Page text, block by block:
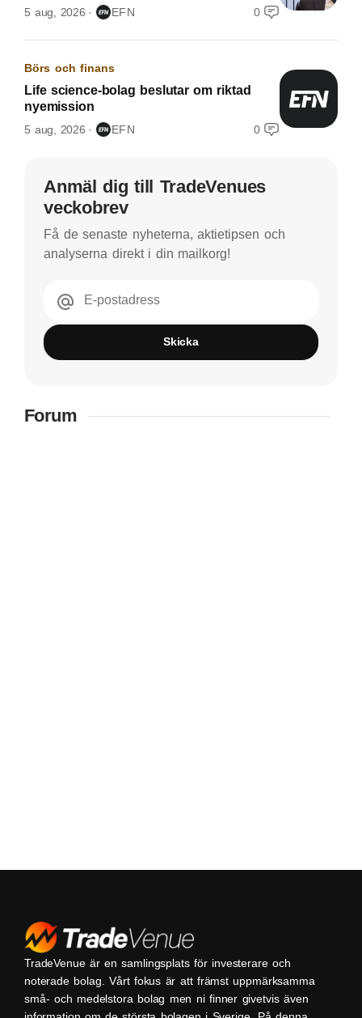
5 aug, 2026 EFN 0
Börs och finans
Life science-bolag beslutar om riktad
nyemission
5 aug, 2026 EFN 0
Anmäl dig till TradeVenues
veckobrev
Få de senaste nyheterna, aktietipsen och
analyserna direkt i din mailkorg!
E-postadress
Skicka
Forum
TradeVenue är en samlingsplats för investerare och
noterade bolag. Vårt fokus är att främst uppmärksamma
små- och medelstora bolag men ni finner givetvis även